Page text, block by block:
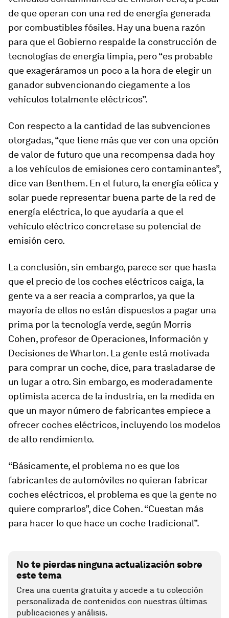
de que operan con una red de energía generada
por combustibles fósiles. Hay una buena razón
para que el Gobierno respalde la construcción de
tecnologías de energía limpia, pero “es probable
que exageráramos un poco a la hora de elegir un
ganador subvencionando ciegamente a los
vehículos totalmente eléctricos”.
Con respecto a la cantidad de las subvenciones
otorgadas, “que tiene más que ver con una opción
de valor de futuro que una recompensa dada hoy
a los vehículos de emisiones cero contaminantes”,
dice van Benthem. En el futuro, la energía eólica y
solar puede representar buena parte de la red de
energía eléctrica, lo que ayudaría a que el
vehículo eléctrico concretase su potencial de
emisión cero.
La conclusión, sin embargo, parece ser que hasta
que el precio de los coches eléctricos caiga, la
gente va a ser reacia a comprarlos, ya que la
mayoría de ellos no están dispuestos a pagar una
prima por la tecnología verde, según Morris
Cohen, profesor de Operaciones, Información y
Decisiones de Wharton. La gente está motivada
para comprar un coche, dice, para trasladarse de
un lugar a otro. Sin embargo, es moderadamente
optimista acerca de la industria, en la medida en
que un mayor número de fabricantes empiece a
ofrecer coches eléctricos, incluyendo los modelos
de alto rendimiento.
“Básicamente, el problema no es que los
fabricantes de automóviles no quieran fabricar
coches eléctricos, el problema es que la gente no
quiere comprarlos”, dice Cohen. “Cuestan más
para hacer lo que hace un coche tradicional”.
No te pierdas ninguna actualización sobre
este tema
Crea una cuenta gratuita y accede a tu colección
personalizada de contenidos con nuestras últimas
publicaciones y análisis.